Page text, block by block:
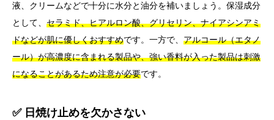
液、クリームなどで十分に水分と油分を補いましょう。保湿成分
として、 セラミド、ヒアルロン酸、グリセリン、ナイアシンアミ
ドなどが肌に優しくおすすめです。一方で、 アルコール（エタノ
ール）が高濃度に含まれる製品や、強い香料が入った製品は刺激
になることがあるため注意が必要です。
✅ 日焼け止めを欠かさない